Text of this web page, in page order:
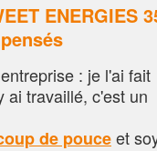
ENERGIES
: je l'ai fait
ai travaillé, c'est un
de pouceet